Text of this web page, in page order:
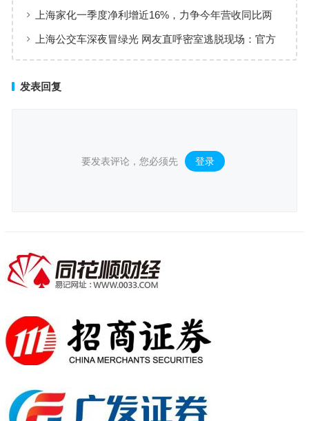
设备市场份额提升
上海家化一季度净利增近16%，力争今年营收同比两
位数增长
上海公交车深夜冒绿光 网友直呼密室逃脱现场：官方
发表回复
要发表评论，您必须先 登录 。